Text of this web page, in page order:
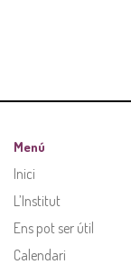
Menú
Inici
L’Institut
Ens pot ser útil
Calendari